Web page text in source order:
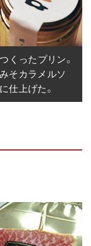
くったプリン。
そカラメルソ
仕上げた。